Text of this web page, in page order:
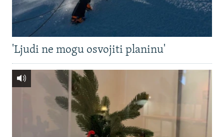
'Ljudi ne mogu osvojiti planinu'